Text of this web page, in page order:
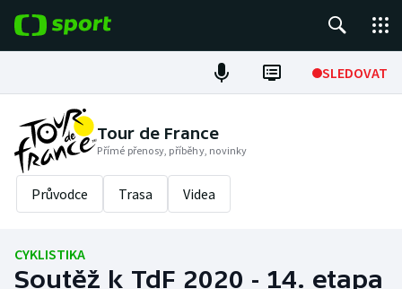
SLEDOVAT
ME v atletice
ME v plavání
Fotbal
Tour de France
Přímé přenosy, příběhy, novinky
Průvodce Trasa Videa
CYKLISTIKA
Soutěž k TdF 2020 - 14. etapa